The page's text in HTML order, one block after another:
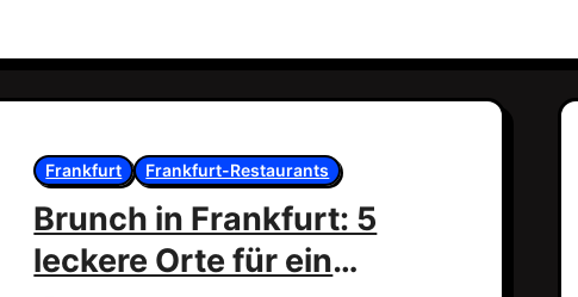
Frankfurt Frankfurt-Restaurants
Brunch in Frankfurt: 5
leckere Orte für ein